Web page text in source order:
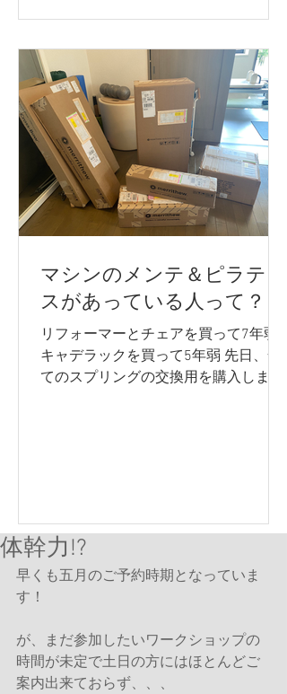
マシンのメンテ＆ピラティ
スがあっている人って？
リフォーマーとチェアを買って7年弱
キャデラックを買って5年弱 先日、全
てのスプリングの交換用を購入しまし
体幹力!?
早くも五月のご予約時期となっていま
す！
が、まだ参加したいワークショップの
時間が未定で土日の方にはほとんどご
案内出来ておらず、、、